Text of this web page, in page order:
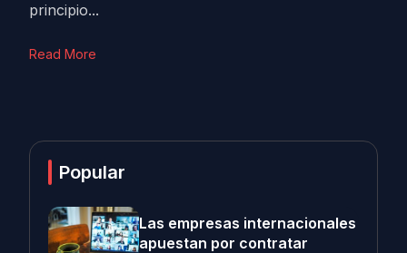
principio...
Read More
Popular
Las empresas internacionales
apuestan por contratar